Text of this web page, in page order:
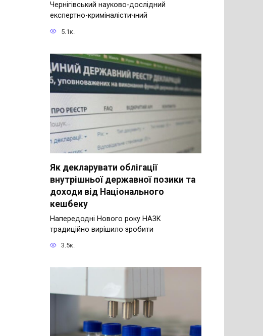
Чернігівський науково-дослідний
експертно-криміналістичний
5.1к.
Як декларувати облігації
внутрішньої державної позики та
доходи від Національного
кешбеку
Напередодні Нового року НАЗК
традиційно вирішило зробити
3.5к.